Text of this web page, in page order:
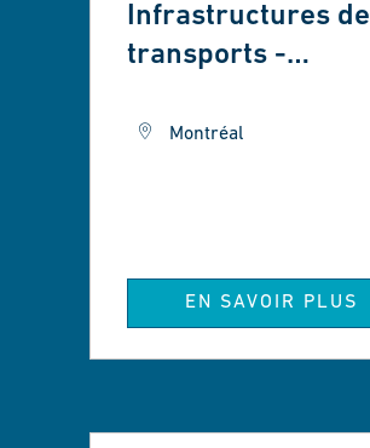
Infrastructures de
transports -
travaux
Montréal
EN SAVOIR PLUS